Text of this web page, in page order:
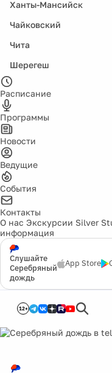
Ханты-Мансийск
Чайковский
Чита
Шерегеш
Расписание
Программы
Новости
Ведущие
События
Контакты
О нас Экскурсии Silver
информация
Слушайте
Серебряный
дождь
App Store
12+